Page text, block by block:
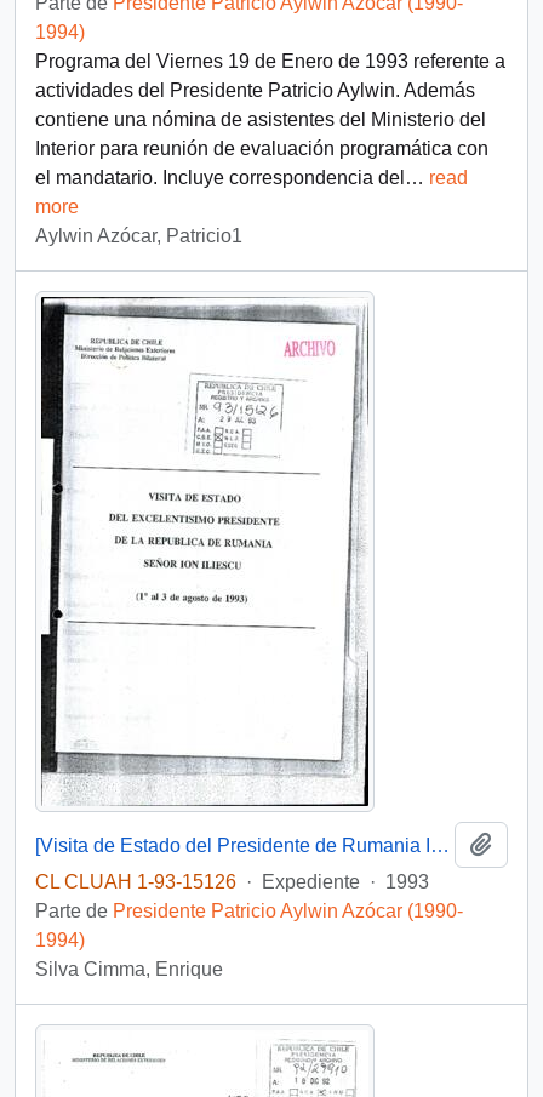
1994)
Programa del Viernes 19 de Enero de 1993 referente a
actividades del Presidente Patricio Aylwin. Además
contiene una nómina de asistentes del Ministerio del
Interior para reunión de evaluación programática con
el mandatario. Incluye correspondencia del … read
more
Aylwin Azócar, Patricio1
[Visita de Estado del Presidente de Rumania Ion Iliescu en agosto de 1993]
CL CLUAH 1-93-15126 · Expediente · 1993
Parte de Presidente Patricio Aylwin Azócar (1990-
1994)
Silva Cimma, Enrique